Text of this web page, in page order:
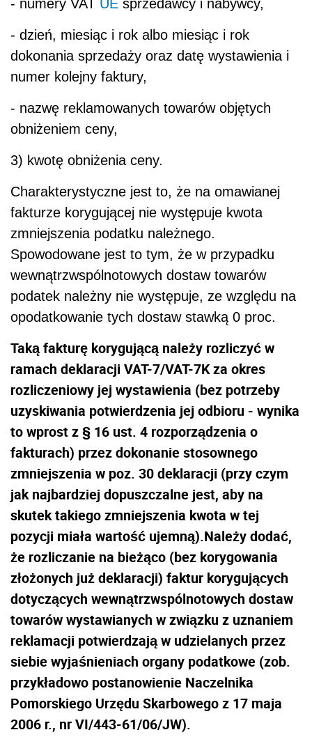
- numery VAT UE sprzedawcy i nabywcy,
- dzień, miesiąc i rok albo miesiąc i rok
dokonania sprzedaży oraz datę wystawienia i
numer kolejny faktury,
- nazwę reklamowanych towarów objętych
obniżeniem ceny,
3) kwotę obniżenia ceny.
Charakterystyczne jest to, że na omawianej
fakturze korygującej nie występuje kwota
zmniejszenia podatku należnego.
Spowodowane jest to tym, że w przypadku
wewnątrzwspólnotowych dostaw towarów
podatek należny nie występuje, ze względu na
opodatkowanie tych dostaw stawką 0 proc.
Taką fakturę korygującą należy rozliczyć w
ramach deklaracji VAT-7/VAT-7K za okres
rozliczeniowy jej wystawienia (bez potrzeby
uzyskiwania potwierdzenia jej odbioru - wynika
to wprost z § 16 ust. 4 rozporządzenia o
fakturach) przez dokonanie stosownego
zmniejszenia w poz. 30 deklaracji (przy czym
jak najbardziej dopuszczalne jest, aby na
skutek takiego zmniejszenia kwota w tej
pozycji miała wartość ujemną).Należy dodać,
że rozliczanie na bieżąco (bez korygowania
złożonych już deklaracji) faktur korygujących
dotyczących wewnątrzwspólnotowych dostaw
towarów wystawianych w związku z uznaniem
reklamacji potwierdzają w udzielanych przez
siebie wyjaśnieniach organy podatkowe (zob.
przykładowo postanowienie Naczelnika
Pomorskiego Urzędu Skarbowego z 17 maja
2006 r., nr VI/443-61/06/JW).